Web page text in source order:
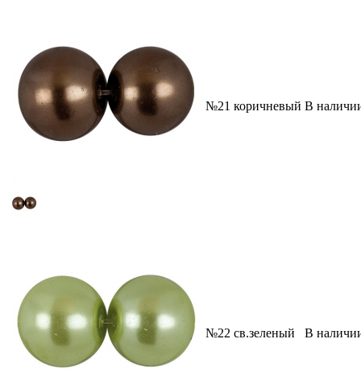
№21 коричневый В
№22 св.зеленый В